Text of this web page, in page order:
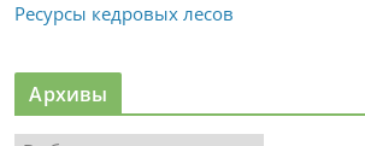
Ресурсы кедровых лесов
Архивы